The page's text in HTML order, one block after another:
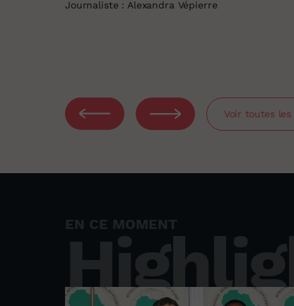
Journaliste : Alexandra Vépierre
Voir toutes les
EN CE MOMENT